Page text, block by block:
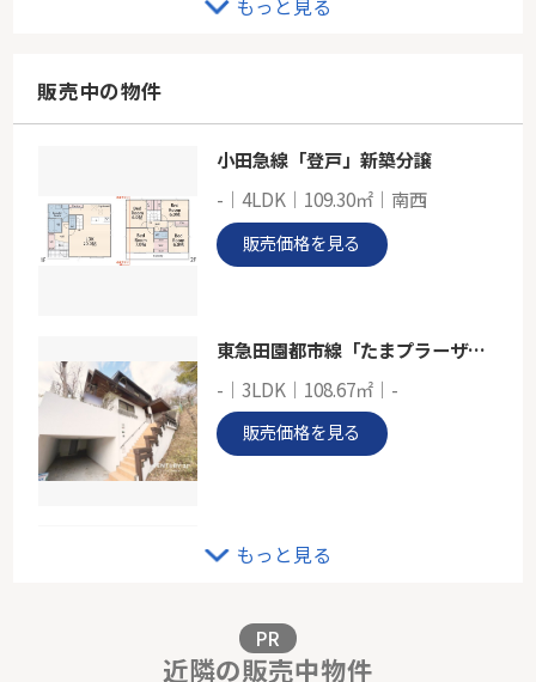
-
-
86.27㎡
神奈川県横浜市青葉区しらとり台
もっと見る
販売中の物件
小田急線「登戸」新築分譲
-｜4LDK｜109.30㎡｜南西
販売価格を見る
東急田園都市線「たまプラーザ」中古戸建
-｜3LDK｜108.67㎡｜-
販売価格を見る
販売価格を見る
もっと見る
PR
近隣の販売中物件